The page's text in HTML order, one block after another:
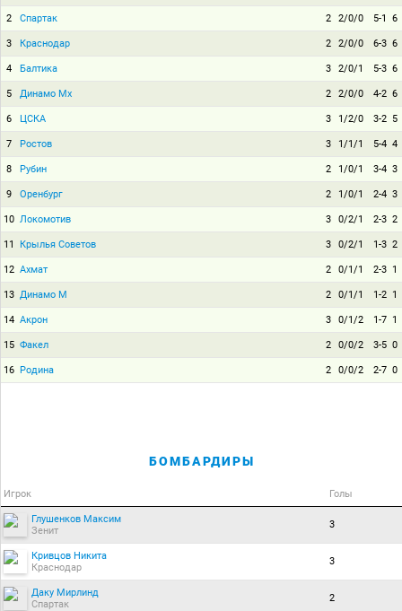
2 Спартак 2 2/0/0 5-1 6
3 Краснодар 2 2/0/0 6-3 6
4 Балтика 3 2/0/1 5-3 6
5 Динамо Мх 2 2/0/0 4-2 6
6 ЦСКА 3 1/2/0 3-2 5
7 Ростов 3 1/1/1 5-4 4
8 Рубин 2 1/0/1 3-4 3
9 Оренбург 2 1/0/1 2-4 3
10 Локомотив 3 0/2/1 2-3 2
11 Крылья Советов 3 0/2/1 1-3 2
12 Ахмат 2 0/1/1 2-3 1
13 Динамо М 2 0/1/1 1-2 1
14 Акрон 3 0/1/2 1-7 1
15 Факел 2 0/0/2 3-5 0
16 Родина 2 0/0/2 2-7 0
БОМБАРДИРЫ
Игрок Голы
Глушенков Максим
Зенит
3
Кривцов Никита
Краснодар
3
Даку Мирлинд
Спартак
2